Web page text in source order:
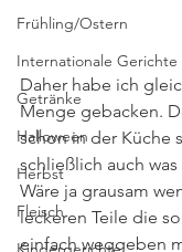
Frühling/Ostern
Internationale Gerichte
Getränke
Halloween
Herbst
Fleisch
Daher habe ich
Menge gebacken.
schon in der Küche
schließlich auch
Wäre ja grausam
leckeren Teile die
einfach weggeben